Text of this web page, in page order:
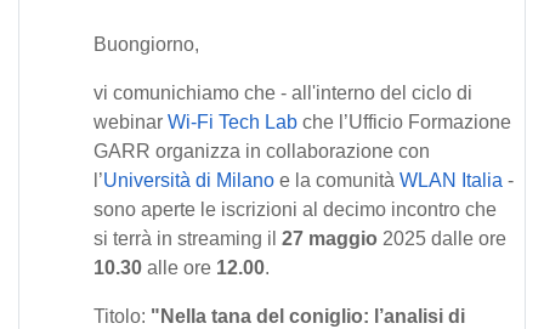
Buongiorno,
vi comunichiamo che - all'interno del ciclo di
webinar Wi-Fi Tech Lab che l’Ufficio Formazione
GARR organizza in collaborazione con
l’Università di Milano e la comunità WLAN Italia -
sono aperte le iscrizioni al decimo incontro che
si terrà in streaming il 27 maggio 2025 dalle ore
10.30 alle ore 12.00.
Titolo: "Nella tana del coniglio: l’analisi di